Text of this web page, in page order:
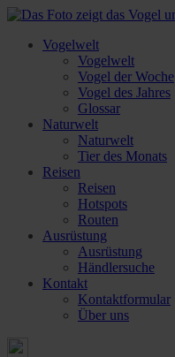
Vogelwelt
Vogelwelt
Vogel der Woche
Vogel des Jahres
Glossar
Naturwelt
Naturwelt
Tier des Monats
Reisen
Reisen
Hotspots
Routen
Ausrüstung
Ausrüstung
Händlersuche
Kontakt
Kontaktformular
Über uns